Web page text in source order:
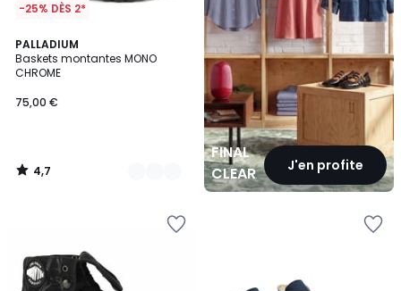
-25% DÈS 2*
PALLADIUM
Baskets montantes MONO
CHROME
75,00 €
4,7
/ 5
3
Couleurs
4,7
/
FINAL
CLEARANCEJ'en profite